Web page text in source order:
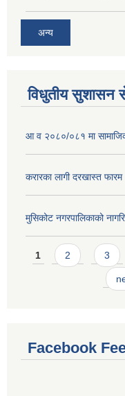
अन्य
विधुतीय सुशासन
आ व २०८०/०८१ मा सामाजिक
करारका लागी दरखास्त फारम
मुसिकोट नगरपालिकाको
Pages
1 2 3
Facebook